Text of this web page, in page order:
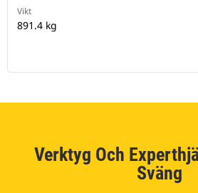
Vikt
891.4 kg
Verktyg Och
Sväng